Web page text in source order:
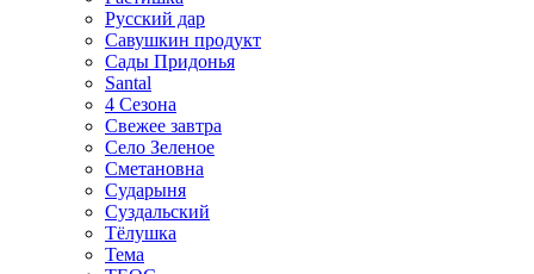
Русский дар
Савушкин продукт
Сады Придонья
Santal
4 Сезона
Свежее завтра
Село Зеленое
Сметановна
Сударыня
Суздальский
Тёлушка
Тема